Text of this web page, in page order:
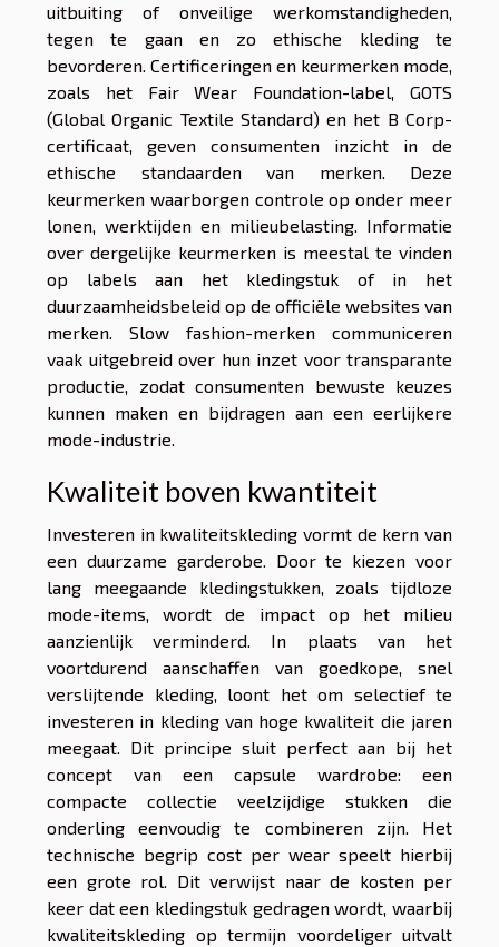
uitbuiting of onveilige werkomstandigheden,
tegen te gaan en zo ethische kleding te
bevorderen. Certificeringen en keurmerken mode,
zoals het Fair Wear Foundation-label, GOTS
(Global Organic Textile Standard) en het B Corp-
certificaat, geven consumenten inzicht in de
ethische standaarden van merken. Deze
keurmerken waarborgen controle op onder meer
lonen, werktijden en milieubelasting. Informatie
over dergelijke keurmerken is meestal te vinden
op labels aan het kledingstuk of in het
duurzaamheidsbeleid op de officiële websites van
merken. Slow fashion-merken communiceren
vaak uitgebreid over hun inzet voor transparante
productie, zodat consumenten bewuste keuzes
kunnen maken en bijdragen aan een eerlijkere
mode-industrie.
Kwaliteit boven kwantiteit
Investeren in kwaliteitskleding vormt de kern van
een duurzame garderobe. Door te kiezen voor
lang meegaande kledingstukken, zoals tijdloze
mode-items, wordt de impact op het milieu
aanzienlijk verminderd. In plaats van het
voortdurend aanschaffen van goedkope, snel
verslijtende kleding, loont het om selectief te
investeren in kleding van hoge kwaliteit die jaren
meegaat. Dit principe sluit perfect aan bij het
concept van een capsule wardrobe: een
compacte collectie veelzijdige stukken die
onderling eenvoudig te combineren zijn. Het
technische begrip cost per wear speelt hierbij
een grote rol. Dit verwijst naar de kosten per
keer dat een kledingstuk gedragen wordt, waarbij
kwaliteitskleding op termijn voordeliger uitvalt